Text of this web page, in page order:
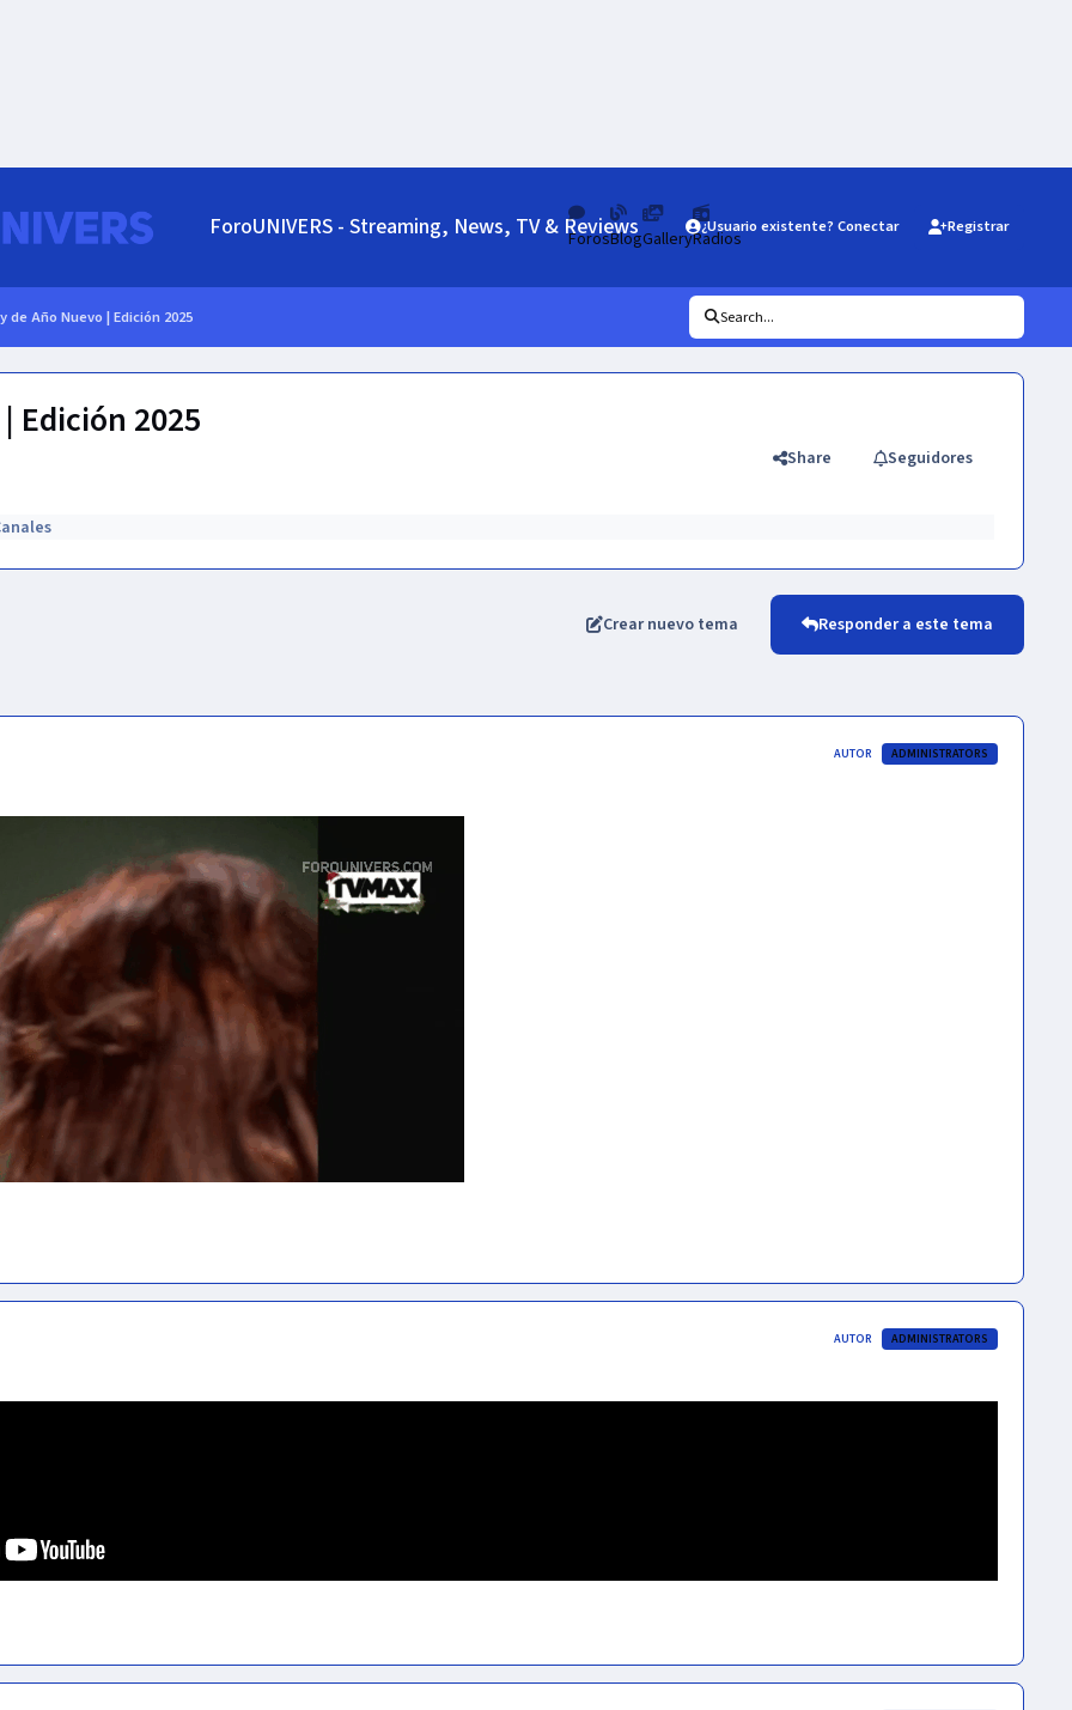
ForoUNIVERS - Streaming, News, TV & Reviews
ForosBlogGalleryRadios
¿Usuario existente? Conectar Registrar
de Año Nuevo | Edición 2025 Search...
Edición 2025
Share Seguidores
Crear nuevo tema Responder a este tema
AUTOR ADMINISTRATORS
AUTOR ADMINISTRATORS